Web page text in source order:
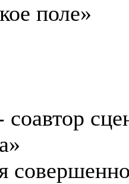
поле»